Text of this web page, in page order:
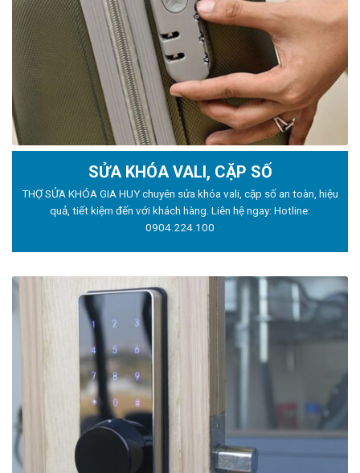
SỬA KHÓA VALI, CẶP SỐ
THỢ SỬA KHÓA GIA HUY chuyên sửa khóa vali, cặp số an toàn, hiệu
quả, tiết kiệm đến với khách hàng. Liên hệ ngay: Hotline:
0904.224.100